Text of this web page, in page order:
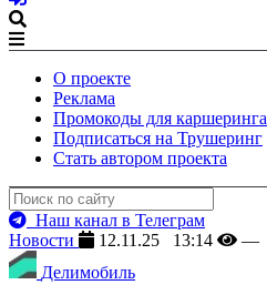
О проекте
Реклама
Промокоды для каршеринга
Подписаться на Трушеринг
Стать автором проекта
Наш канал в Телеграм
Новости
12.11.25 13:14
—
Делимобиль